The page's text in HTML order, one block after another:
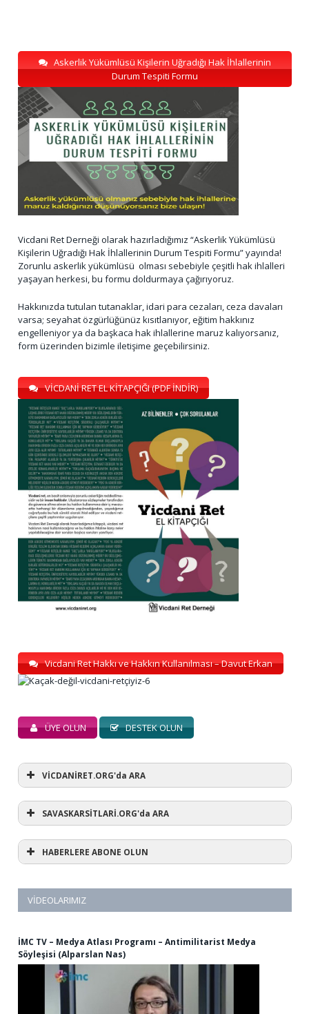
Askerlik Yükümlüsü Kişilerin Uğradığı Hak İhlallerinin
Durum Tespiti Formu
Vicdani Ret Derneği olarak hazırladığımız “Askerlik Yükümlüsü
Kişilerin Uğradığı Hak İhlallerinin Durum Tespiti Formu” yayında!
Zorunlu askerlik yükümlüsü olması sebebiyle çeşitli hak ihlalleri
yaşayan herkesi, bu formu doldurmaya çağırıyoruz.
Hakkınızda tutulan tutanaklar, idari para cezaları, ceza davaları
varsa; seyahat özgürlüğünüz kısıtlanıyor, eğitim hakkınız
engelleniyor ya da başkaca hak ihlallerine maruz kalıyorsanız,
form üzerinden bizimle iletişime geçebilirsiniz.
VİCDANİ RET EL KİTAPÇIĞI (PDF İNDİR)
Vicdani Ret Hakkı ve Hakkın Kullanılması – Davut Erkan
ÜYE OLUN DESTEK OLUN
VİCDANİRET.ORG'da ARA
SAVASKARSİTLARİ.ORG'da ARA
HABERLERE ABONE OLUN
VIDEOLARIMIZ
İMC TV – Medya Atlası Programı – Antimilitarist Medya
Söyleşisi (Alparslan Nas)